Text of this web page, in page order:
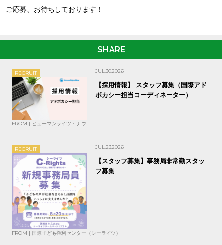
ご応募、お待ちしております！
SHARE
RECRUIT JUL.30.2026
【採用情報】 スタッフ募集（国際アド
ボカシー担当コーディネーター）
FROM | ヒューマンライツ・ナウ
RECRUIT JUL.23.2026
【スタッフ募集】事務局非常勤スタッ
フ募集
FROM | 国際子ども権利センター（シーライツ）